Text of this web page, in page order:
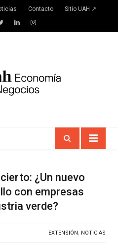
Contacto Sitio UAH ↗
TwitterLinkedInInstagram
¿Un nuevo
con empresas
verde?
EXTENSIÓN, NOTICIAS